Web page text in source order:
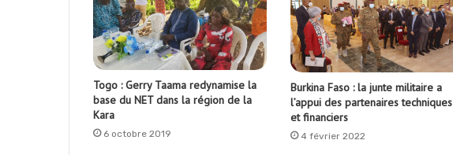
Togo : Gerry Taama redynamise la
base du NET dans la région de la
Kara
6 octobre 2019
Burkina Faso : la junte militaire a
l’appui des partenaires techniques
et financiers
4 février 2022